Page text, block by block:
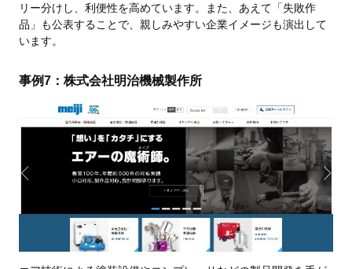
リー分けし、利便性を高めています。また、あえて「失敗作
品」も公表することで、親しみやすい企業イメージも演出して
います。
事例7：株式会社明治機械製作所